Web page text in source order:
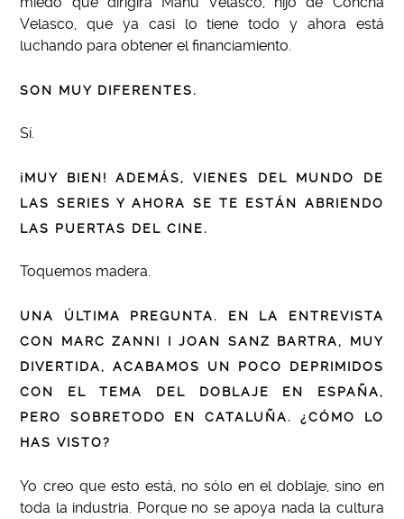
Velasco, que ya casi lo tiene todo y ahora está
luchando para obtener el financiamiento.
SON MUY DIFERENTES.
Sí.
¡MUY BIEN! ADEMÁS, VIENES DEL MUNDO DE
LAS SERIES Y AHORA SE TE ESTÁN ABRIENDO
LAS PUERTAS DEL CINE.
Toquemos madera.
UNA ÚLTIMA PREGUNTA. EN LA ENTREVISTA
CON MARC ZANNI I JOAN SANZ BARTRA, MUY
DIVERTIDA, ACABAMOS UN POCO DEPRIMIDOS
CON EL TEMA DEL DOBLAJE EN ESPAÑA,
PERO SOBRETODO EN CATALUÑA. ¿CÓMO LO
HAS VISTO?
Yo creo que esto está, no sólo en el doblaje, sino en
toda la industria. Porque no se apoya nada la cultura